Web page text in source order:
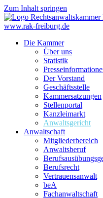
Zum Inhalt springen
Die Kammer
Über uns
Statistik
Der Vorstand
Geschäftsstelle
Kammersatzungen
Stellenportal
Kanzleimarkt
Anwaltsgericht
Anwaltschaft
Mitgliederbereich
Anwaltsberuf
Berufsrecht
Vertrauensanwalt
beA
Fachanwaltschaft